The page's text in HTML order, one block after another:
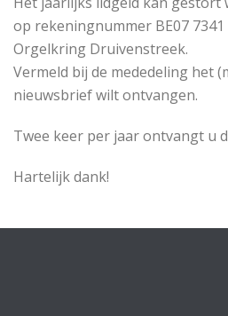
op rekeningnummer BE07 7341
Orgelkring Druivenstreek.
Vermeld bij de mededeling het
nieuwsbrief wilt ontvangen.
Twee keer per jaar ontvangt u
Hartelijk dank!